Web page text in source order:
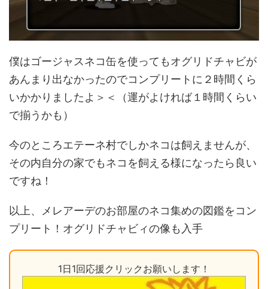
僕はゴージャスネコ缶を使ってもオグリドチャビが
あんまり出なかったのでコンプリートに２時間くら
いかかりましたよ＞＜（運がよければ１時間くらい
で揃うかも）
今のところエテーネ村でしかネコは飼えませんが、
その内自分の家でもネコを飼える様になったら良い
ですね！
以上、メレアーデのお部屋のネコ集めの図鑑をコン
プリート！オグリドチャビィの像も入手
1日1回応援クリックお願いします！